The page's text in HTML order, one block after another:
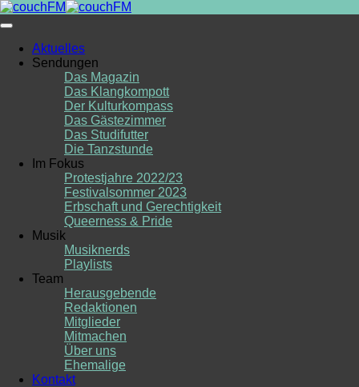
Skip
to
Aktuelles
Sendungen
Das Magazin
Das Klangkompott
Der Kulturkompass
Das Gästezimmer
Das Studifutter
Die Tanzstunde
Im Fokus
Protestjahre 2022/23
Festivalsommer 2023
Erbschaft und Gerechtigkeit
Queerness & Pride
Musik
Musiknerds
Playlists
Team
Herausgebende
Redaktionen
Mitglieder
Mitmachen
Über uns
Ehemalige
Kontakt